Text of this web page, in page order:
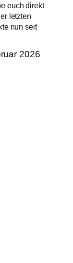
euch direkt
letzten
nun seit
2026